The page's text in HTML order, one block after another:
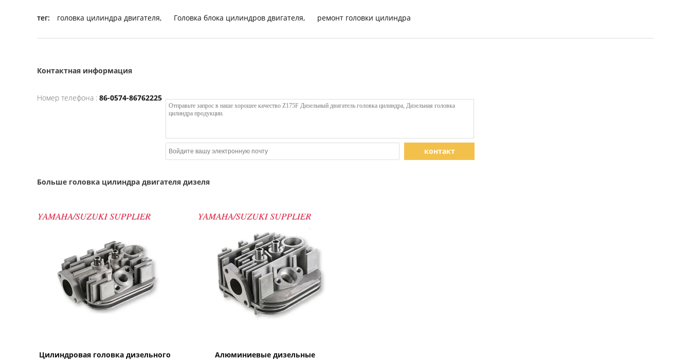
тег: головка цилиндра двигателя, Головка блока цилиндров двигателя, ремонт головки цилиндра
Контактная информация
Номер телефона : 86-0574-86762225
контакт
Больше головка цилиндра двигателя дизеля
Цилиндровая головка дизельного
Алюминиевые дизельные